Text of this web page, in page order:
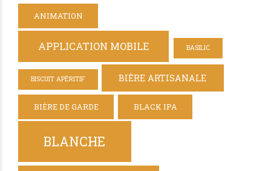
ANIMATION
APPLICATION MOBILE BASILIC
BISCUIT APÉRITIF BIÈRE ARTISANALE
BIÈRE DE GARDE BLACK IPA
BLANCHE